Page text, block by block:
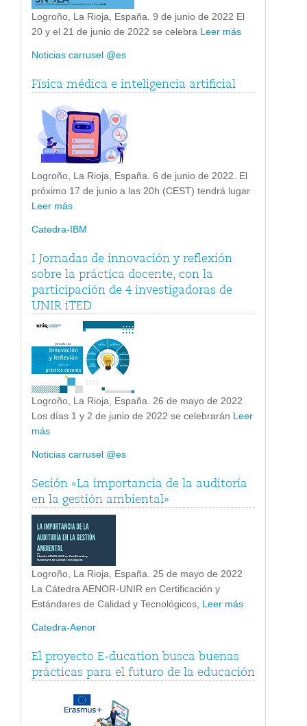
Logroño, La Rioja, España. 9 de junio de 2022 El
20 y el 21 de junio de 2022 se celebra Leer más
Noticias carrusel @es
Física médica e inteligencia artificial
Logroño, La Rioja, España. 6 de junio de 2022. El
próximo 17 de junio a las 20h (CEST) tendrá lugar
Leer más
Catedra-IBM
I Jornadas de innovación y reflexión
sobre la práctica docente, con la
participación de 4 investigadoras de
UNIR iTED
Logroño, La Rioja, España. 26 de mayo de 2022
Los días 1 y 2 de junio de 2022 se celebrarán Leer
más
Noticias carrusel @es
Sesión «La importancia de la auditoría
en la gestión ambiental»
Logroño, La Rioja, España. 25 de mayo de 2022
La Cátedra AENOR-UNIR en Certificación y
Estándares de Calidad y Tecnológicos, Leer más
Catedra-Aenor
El proyecto E-ducation busca buenas
prácticas para el futuro de la educación